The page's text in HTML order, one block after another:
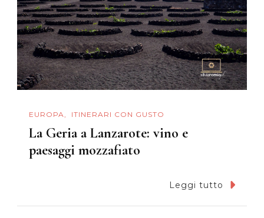
EUROPA ITINERARI CON GUSTO
La Geria a Lanzarote: vino e
paesaggi mozzafiato
Leggi tutto